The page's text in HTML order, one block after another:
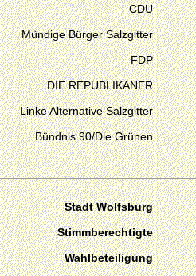
CDU
Mündige Bürger Salzgitter
FDP
DIE REPUBLIKANER
Linke Alternative Salzgitter
Bündnis 90/Die Grünen
Stadt Wolfsburg
Stimmberechtigte
Wahlbeteiligung